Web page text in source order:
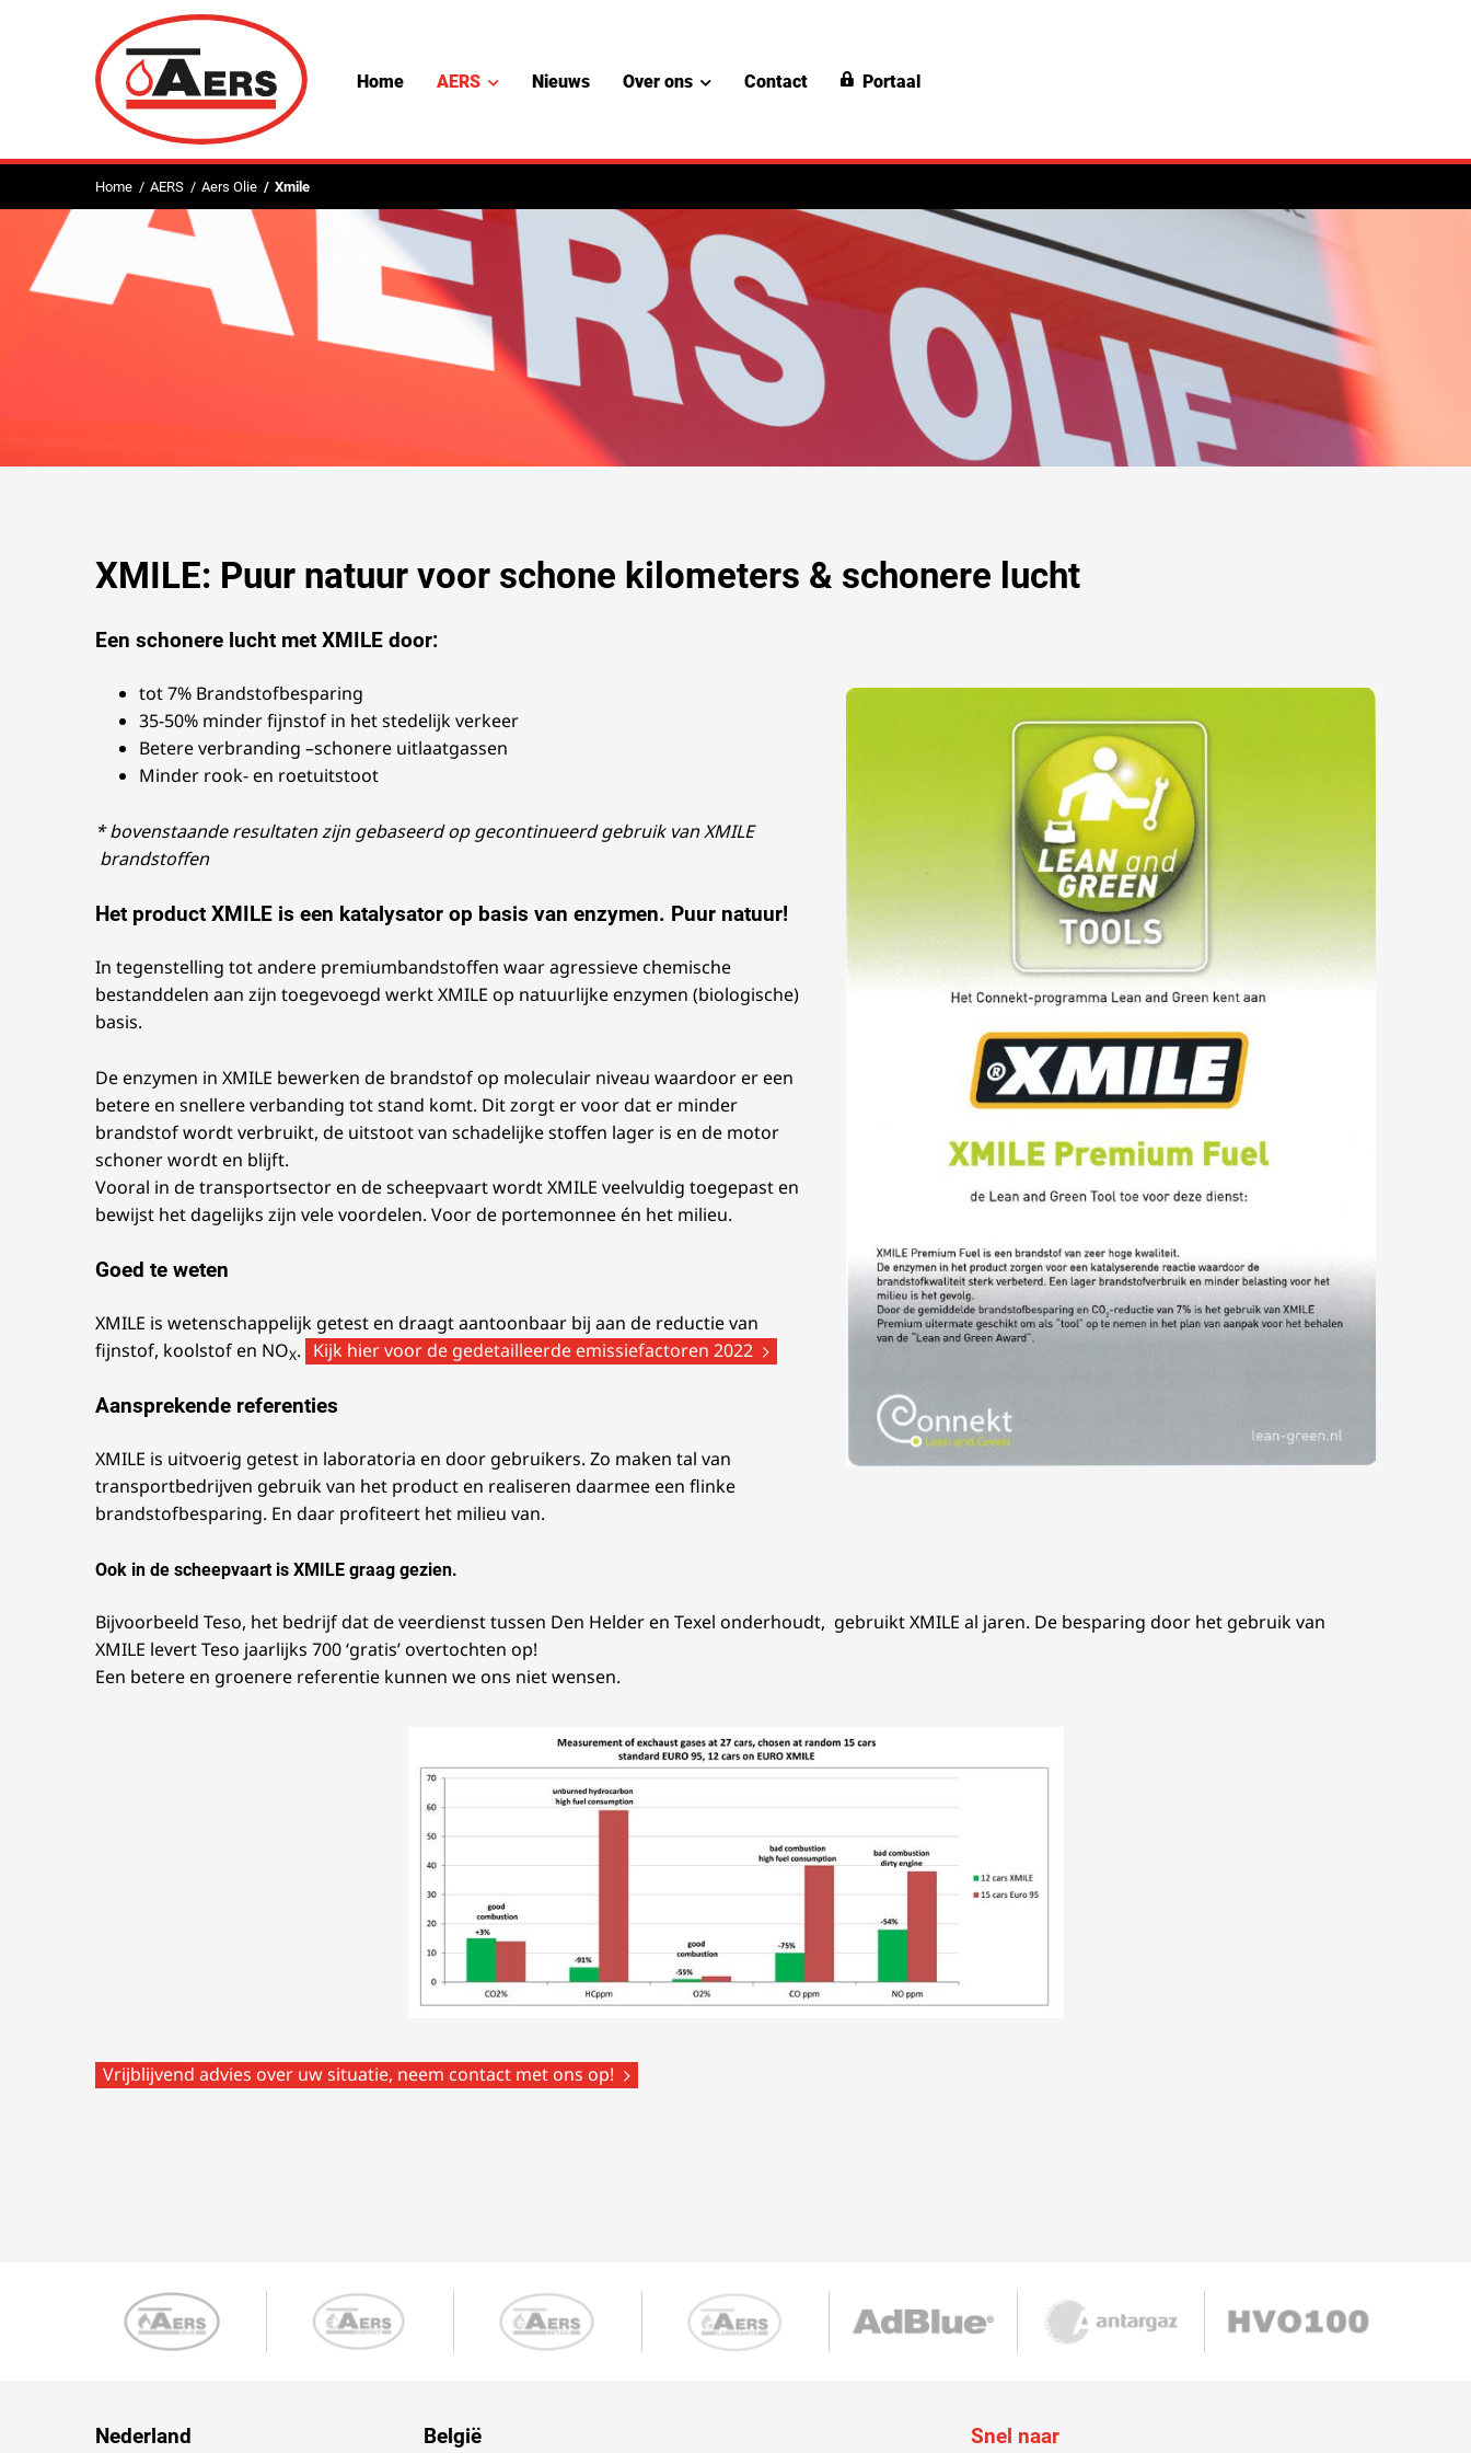
Home AERS Nieuws Over ons Contact Portaal
Home AERS Aers Olie Xmile
XMILE: Puur natuur voor schone kilometers & schonere lucht
Een schonere lucht met XMILE door:
tot 7% Brandstofbesparing
35-50% minder fijnstof in het stedelijk verkeer
Betere verbranding –schonere uitlaatgassen
Minder rook- en roetuitstoot
* bovenstaande resultaten zijn gebaseerd op gecontinueerd gebruik van XMILE
brandstoffen
Het product XMILE is een katalysator op basis van enzymen. Puur natuur!
In tegenstelling tot andere premiumbandstoffen waar agressieve chemische
bestanddelen aan zijn toegevoegd werkt XMILE op natuurlijke enzymen (biologische)
basis.
De enzymen in XMILE bewerken de brandstof op moleculair niveau waardoor er een
betere en snellere verbanding tot stand komt. Dit zorgt er voor dat er minder
brandstof wordt verbruikt, de uitstoot van schadelijke stoffen lager is en de motor
schoner wordt en blijft.
Vooral in de transportsector en de scheepvaart wordt XMILE veelvuldig toegepast en
bewijst het dagelijks zijn vele voordelen. Voor de portemonnee én het milieu.
Goed te weten
XMILE is wetenschappelijk getest en draagt aantoonbaar bij aan de reductie van
fijnstof, koolstof en NOX. Kijk hier voor de gedetailleerde emissiefactoren 2022
Aansprekende referenties
XMILE is uitvoerig getest in laboratoria en door gebruikers. Zo maken tal van
transportbedrijven gebruik van het product en realiseren daarmee een flinke
brandstofbesparing. En daar profiteert het milieu van.
Ook in de scheepvaart is XMILE graag gezien.
Bijvoorbeeld Teso, het bedrijf dat de veerdienst tussen Den Helder en Texel onderhoudt, gebruikt XMILE al jaren. De besparing door het gebruik van
XMILE levert Teso jaarlijks 700 ‘gratis’ overtochten op!
Een betere en groenere referentie kunnen we ons niet wensen.
Vrijblijvend advies over uw situatie, neem contact met ons op!
Nederland België Snel naar